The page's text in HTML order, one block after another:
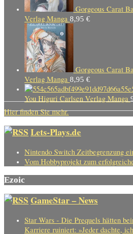
Gorgeous Carat
Verlag Manga 8,95 €
Gorgeous Carat
Verlag Manga 8,95 €
You Higuri Carlsen Verlag Manga
Hier finden Sie mehr.
Lets-Plays.de
Nintendo Switch Zeitbegrenzung
Vom Hobbyprojekt zum
Ezoic
GameStar – News
Star Wars - Die Prequels hätten
Karriere ruiniert: »Jeder dachte,